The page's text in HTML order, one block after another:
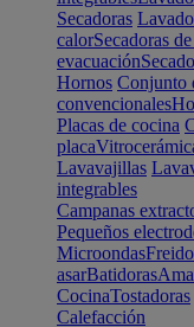
Secadoras
calorSecadoras
evacuación
Hornos Conjunto
convencionales
Placas de cocina
placa
Lavavajillas
integrables
Campanas
Pequeños
Microondas
asarBatidoras
CocinaTostadoras
Calefacción